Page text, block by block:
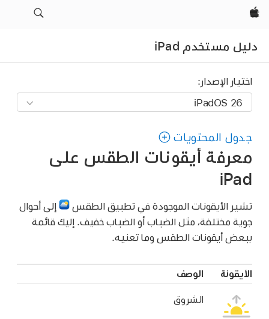
Apple‏
دليل مستخدم iPad
اختيار الإصدار:
جدول المحتويات
معرفة أيقونات الطقس على
iPad
تشير الأيقونات الموجودة في تطبيق الطقس
إلى أحوال
جوية مختلفة، مثل الضباب أو الضباب خفيف. إليك قائمة
ببعض أيقونات الطقس وما تعنيه.
الأيقونة الوصف
الشروق